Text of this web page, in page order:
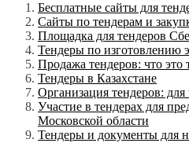
Бесплатные сайты для
Сайты по тендерам и
Площадка для тендеров
Тендеры по изготовлению
Продажа тендеров: что это
Тендеры в Казахстане
Организация тендеров:
Участие в тендерах для
Московской области
Тендеры и документы для